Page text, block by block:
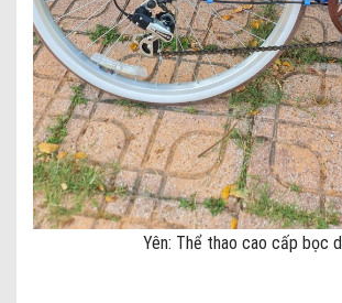
Yên: Thể thao cao cấp bọc